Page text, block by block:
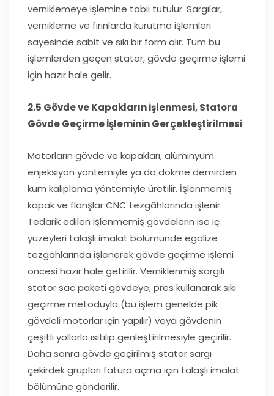
verniklemeye işlemine tabii tutulur. Sargılar,
vernikleme ve fırınlarda kurutma işlemleri
sayesinde sabit ve sıkı bir form alır. Tüm bu
işlemlerden geçen stator, gövde geçirme işlemi
için hazır hale gelir.
2.5 Gövde ve Kapakların İşlenmesi, Statora
Gövde Geçirme İşleminin Gerçekleştirilmesi
Motorların gövde ve kapakları, alüminyum
enjeksiyon yöntemiyle ya da dökme demirden
kum kalıplama yöntemiyle üretilir. İşlenmemiş
kapak ve flanşlar CNC tezgâhlarında işlenir.
Tedarik edilen işlenmemiş gövdelerin ise iç
yüzeyleri talaşlı imalat bölümünde egalize
tezgahlarında işlenerek gövde geçirme işlemi
öncesi hazır hale getirilir. Verniklenmiş sargılı
stator sac paketi gövdeye; pres kullanarak sıkı
geçirme metoduyla (bu işlem genelde pik
gövdeli motorlar için yapılır) veya gövdenin
çeşitli yollarla ısıtılıp genleştirilmesiyle geçirilir.
Daha sonra gövde geçirilmiş stator sargı
çekirdek grupları fatura açma için talaşlı imalat
bölümüne gönderilir.